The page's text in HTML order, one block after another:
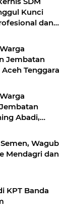
Kunci
dan
Jembatan
Tenggara
Abadi,
Wagub
Mendagri dan
KPT Banda